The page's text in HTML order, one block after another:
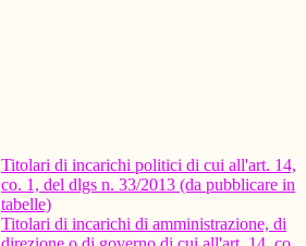
Titolari di incarichi politici di cui all'art. 14,
co. 1, del dlgs n. 33/2013 (da pubblicare in
tabelle)
Titolari di incarichi di amministrazione, di